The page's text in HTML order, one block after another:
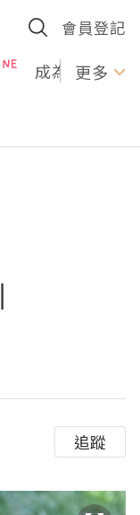
會員登記
成為U更多
追蹤